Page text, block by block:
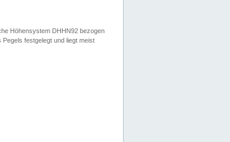
Höhensystem DHHN92 bezogen
festgelegt und liegt meist